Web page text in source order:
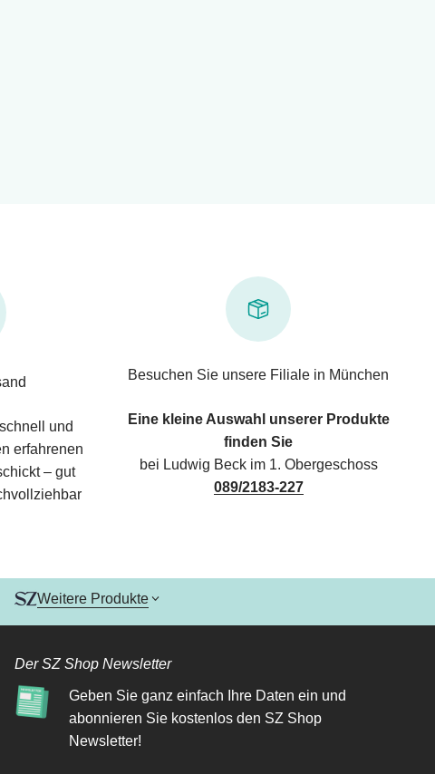
und
erfahrenen
– gut
Besuchen Sie unsere Filiale in München
Eine kleine Auswahl unserer Produkte
finden Sie
bei Ludwig Beck im 1. Obergeschoss
089/2183-227
Weitere Produkte
Der SZ Shop Newsletter
Geben Sie ganz einfach Ihre Daten ein und
abonnieren Sie kostenlos den SZ Shop
Newsletter!